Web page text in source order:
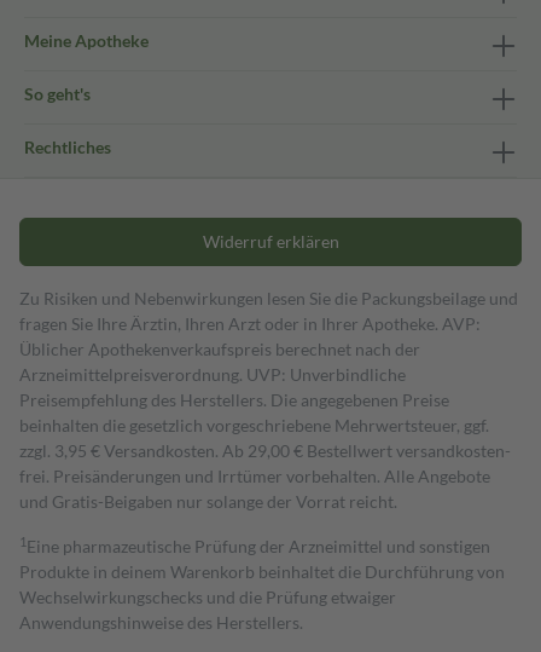
Meine Apotheke
So geht's
Rechtliches
Widerruf erklären
Zu Risiken und Nebenwirkungen lesen Sie die Packungsbeilage und
fragen Sie Ihre Ärztin, Ihren Arzt oder in Ihrer Apotheke. AVP:
Üblicher Apothekenverkaufspreis berechnet nach der
Arzneimittelpreisverordnung. UVP: Unverbindliche
Preisempfehlung des Herstellers. Die angegebenen Preise
beinhalten die gesetzlich vorgeschriebene Mehrwertsteuer, ggf.
zzgl. 3,95 € Versandkosten. Ab 29,00 € Bestell­wert versand­kosten­
frei. Preisänderungen und Irrtümer vorbehalten. Alle Angebote
und Gratis-Beigaben nur solange der Vorrat reicht.
1 Eine pharmazeutische Prüfung der Arzneimittel und sonstigen
Produkte in deinem Warenkorb beinhaltet die Durchführung von
Wechselwirkungschecks und die Prüfung etwaiger
Anwendungshinweise des Herstellers.